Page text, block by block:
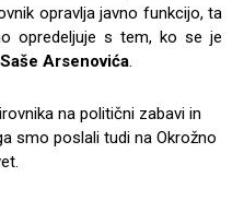
opravlja javno funkcijo, ta
opredeljuje s tem, ko se je
Saše Arsenovića.
na politični zabavi in
smo poslali tudi na Okrožno